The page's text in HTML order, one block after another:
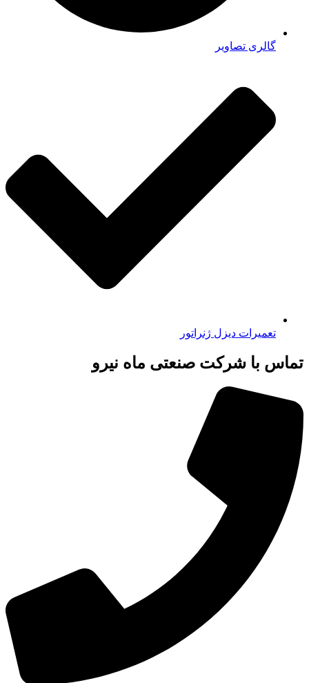
گالری تصاویر
تعمیرات دیزل ژنراتور
تماس با شرکت صنعتی ماه نیرو